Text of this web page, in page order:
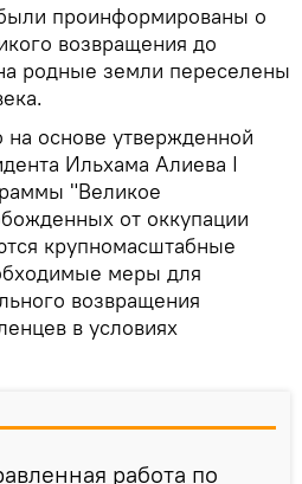
проинформированы о
возвращения до
родные земли переселены
на основе утвержденной
Ильхама Алиева I
"Великое
от оккупации
крупномасштабные
меры для
возвращения
в условиях
работа по